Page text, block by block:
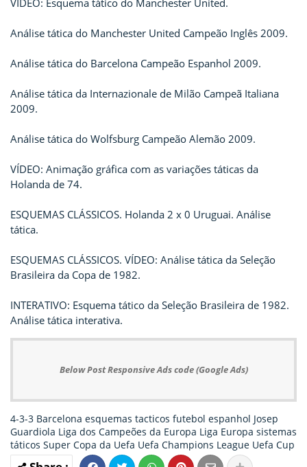
Análise tática do Manchester United Campeão Inglês 2009.
Análise tática do Barcelona Campeão Espanhol 2009.
Análise tática da Internazionale de Milão Campeã Italiana
2009.
Análise tática do Wolfsburg Campeão Alemão 2009.
VÍDEO: Animação gráfica com as variações táticas da
Holanda de 74.
ESQUEMAS CLÁSSICOS. Holanda 2 x 0 Uruguai. Análise
tática.
ESQUEMAS CLÁSSICOS. VÍDEO: Análise tática da Seleção
Brasileira da Copa de 1982.
INTERATIVO: Esquema tático da Seleção Brasileira de 1982.
Análise tática interativa.
Below Post Responsive Ads code (Google Ads)
4-3-3 Barcelona esquemas tacticos futebol espanhol Josep
Guardiola Liga dos Campeões da Europa Liga Europa sistemas
táticos Super Copa da Uefa Uefa Champions League Uefa Cup